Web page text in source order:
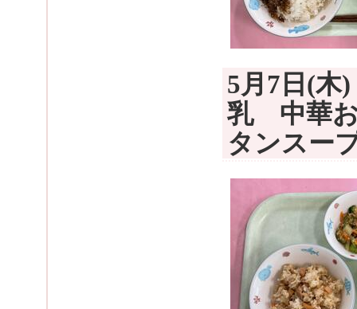
5月7日(
乳 中華
タンスー